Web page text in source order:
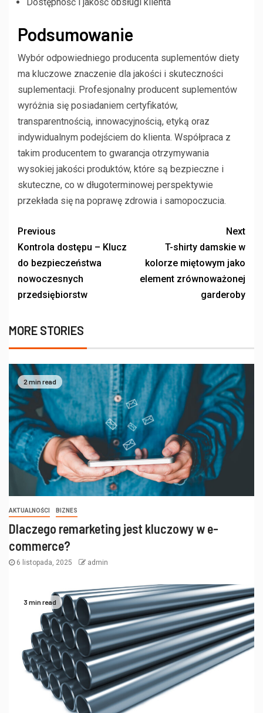
Podsumowanie
Wybór odpowiedniego producenta suplementów diety
ma kluczowe znaczenie dla jakości i skuteczności
suplementacji. Profesjonalny producent suplementów
wyróżnia się posiadaniem certyfikatów,
transparentnością, innowacyjnością, etyką oraz
indywidualnym podejściem do klienta. Współpraca z
takim producentem to gwarancja otrzymywania
wysokiej jakości produktów, które są bezpieczne i
skuteczne, co w długoterminowej perspektywie
przekłada się na poprawę zdrowia i samopoczucia.
Previous
Kontrola dostępu – Klucz
do bezpieczeństwa
nowoczesnych
przedsiębiorstw
Next
T-shirty damskie w
kolorze miętowym jako
element zrównoważonej
garderoby
MORE STORIES
2 min read
AKTUALNOŚCI BIZNES
Dlaczego remarketing jest kluczowy w e-
commerce?
6 listopada, 2025 admin
3 min read